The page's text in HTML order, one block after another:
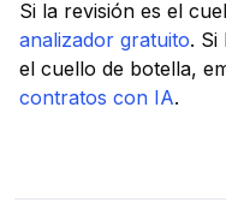
Si la revisión es el
analizador gratuito. Si
el cuello de botella,
contratos con IA.